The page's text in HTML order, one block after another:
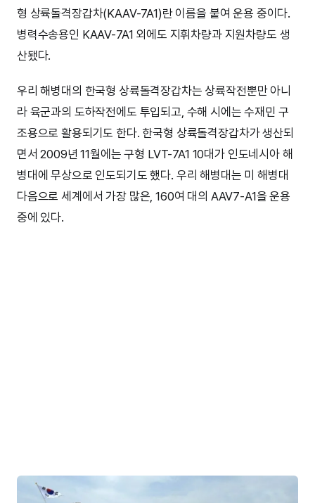
형 상륙돌격장갑차(KAAV-7A1)란 이름을 붙여 운용 중이다.
병력수송용인 KAAV-7A1 외에도 지휘차량과 지원차량도 생
산됐다.
우리 해병대의 한국형 상륙돌격장갑차는 상륙작전뿐만 아니
라 육군과의 도하작전에도 투입되고, 수해 시에는 수재민 구
조용으로 활용되기도 한다. 한국형 상륙돌격장갑차가 생산되
면서 2009년 11월에는 구형 LVT-7A1 10대가 인도네시아 해
병대에 무상으로 인도되기도 했다. 우리 해병대는 미 해병대
다음으로 세계에서 가장 많은, 160여 대의 AAV7-A1을 운용
중에 있다.